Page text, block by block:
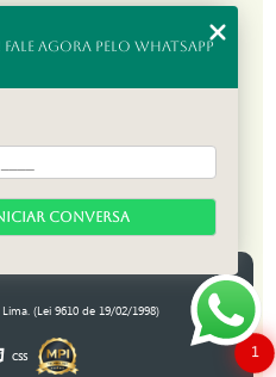
DO SITE
(Lei 9610 de 19/02/1998)
CSS 1
Fale agora pelo WhatsApp
CONVERSA